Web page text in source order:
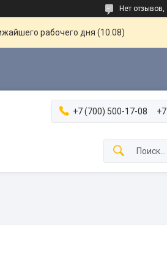
Нет отзывов,
рабочего дня (10.08)
+7 (700) 500-17-08